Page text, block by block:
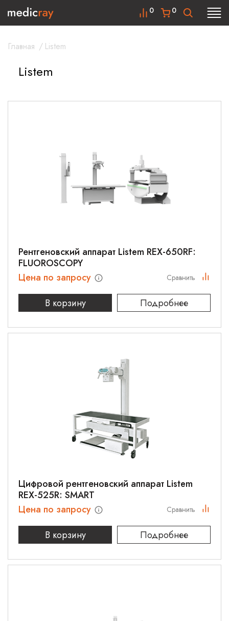
0
0
Главная / Listem
Listem
Рентгеновский аппарат Listem REX-650RF:
FLUOROSCOPY
Цена по запросу
В корзину
Подробнее
Сравнить
Цифровой рентгеновский аппарат Listem
REX-525R: SMART
Цена по запросу
В корзину
Подробнее
Сравнить